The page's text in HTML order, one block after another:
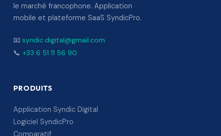
le marché francophone. Application
mobile et plateforme SaaS SyndicPro.
📧 syndic.digital@gmail.com
📞 +33 6 51 11 56 90
PRODUITS
Application Syndic Digital
Logiciel SyndicPro
Comparatif